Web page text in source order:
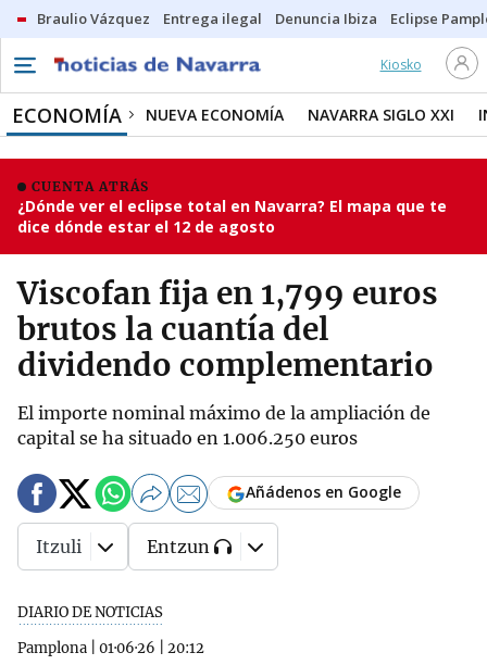
Braulio Vázquez Entrega ilegal Denuncia Ibiza Eclipse
Kiosko
ECONOMÍA NUEVA ECONOMÍA NAVARRA SIGLO XXI
CUENTA ATRÁS
¿Dónde ver el eclipse total en Navarra? El mapa que te
dice dónde estar el 12 de agosto
Viscofan fija en 1,799 euros
brutos la cuantía del
dividendo complementario
El importe nominal máximo de la ampliación de
capital se ha situado en 1.006.250 euros
DIARIO DE NOTICIAS
Pamplona
01·06·26 20:12
Añádenos en Google
Itzuli Entzun